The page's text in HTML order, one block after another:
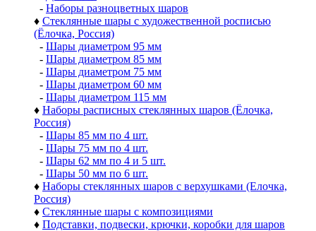
- Наборы разноцветных шаров
♦ Стеклянные шары с художественной росписью
(Ёлочка, Россия)
- Шары диаметром 95 мм
- Шары диаметром 85 мм
- Шары диаметром 75 мм
- Шары диаметром 60 мм
- Шары диаметром 115 мм
♦ Наборы расписных стеклянных шаров (Ёлочка,
Россия)
- Шары 85 мм по 4 шт.
- Шары 75 мм по 4 шт.
- Шары 62 мм по 4 и 5 шт.
- Шары 50 мм по 6 шт.
♦ Наборы стеклянных шаров с верхушками (Елочка,
Россия)
♦ Стеклянные шары с композициями
♦ Подставки, подвески, крючки, коробки для шаров